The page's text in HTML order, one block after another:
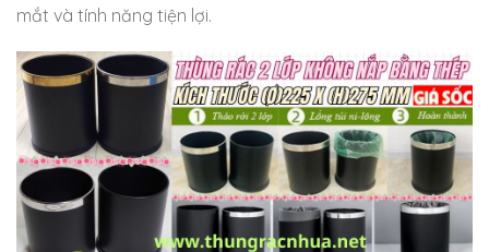
mắt và tính năng tiện lợi.